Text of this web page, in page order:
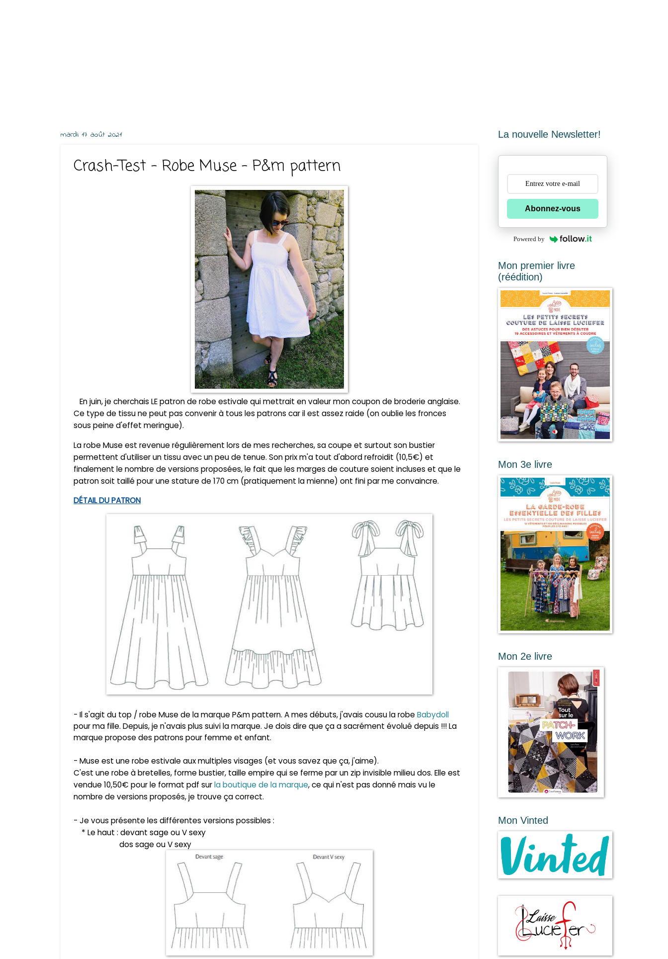
mardi 17 août 2021
Crash-Test - Robe Muse - P&m pattern
En juin, je cherchais LE patron de robe estivale qui mettrait en valeur mon coupon de broderie anglaise.
Ce type de tissu ne peut pas convenir à tous les patrons car il est assez raide (on oublie les fronces
sous peine d'effet meringue).
La robe Muse est revenue régulièrement lors de mes recherches, sa coupe et surtout son bustier
permettent d'utiliser un tissu avec un peu de tenue. Son prix m'a tout d'abord refroidit (10,5€) et
finalement le nombre de versions proposées, le fait que les marges de couture soient incluses et que le
patron soit taillé pour une stature de 170 cm (pratiquement la mienne) ont fini par me convaincre.
DÉTAIL DU PATRON
- Il s'agit du top / robe Muse de la marque P&m pattern. A mes débuts, j'avais cousu la robeBabydoll
pour ma fille. Depuis, je n'avais plus suivi la marque. Je dois dire que ça a sacrément évolué depuis !!! La
marque propose des patrons pour femme et enfant.
- Muse est une robe estivale aux multiples visages (et vous savez que ça, j'aime).
C'est une robe à bretelles, forme bustier, taille empire qui se ferme par un zip invisible milieu dos. Elle est
vendue 10,50€ pour le format pdf surla boutique de la marque, ce qui n'est pas donné mais vu le
nombre de versions proposés, je trouve ça correct.
- Je vous présente les différentes versions possibles :
* Le haut : devant sage ou V sexy
dos sage ou V sexy
La nouvelle Newsletter!
Abonnez-vous
Powered by
Mon premier livre
(réédition)
Mon 3e livre
Mon 2e livre
Mon Vinted